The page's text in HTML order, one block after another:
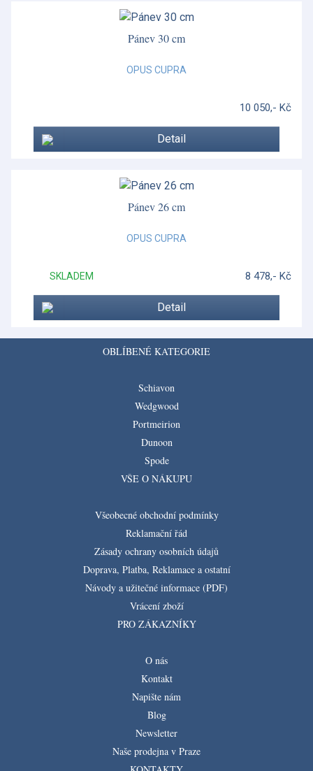
Pánev 30 cm
OPUS CUPRA
10 050,- Kč
Detail
Pánev 26 cm
OPUS CUPRA
SKLADEM 8 478,- Kč
Detail
OBLÍBENÉ KATEGORIE
Schiavon
Wedgwood
Portmeirion
Dunoon
Spode
VŠE O NÁKUPU
Všeobecné obchodní podmínky
Reklamační řád
Zásady ochrany osobních údajů
Doprava, Platba, Reklamace a ostatní
Návody a užitečné informace (PDF)
Vrácení zboží
PRO ZÁKAZNÍKY
O nás
Kontakt
Napište nám
Blog
Newsletter
Naše prodejna v Praze